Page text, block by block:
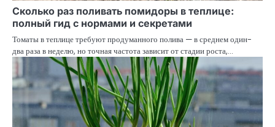
Сколько раз поливать помидоры в теплице:
полный гид с нормами и секретами
Томаты в теплице требуют продуманного полива — в среднем один-
два раза в неделю, но точная частота зависит от стадии роста,…